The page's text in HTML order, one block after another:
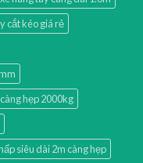
cắt kéo giá rẻ
hẹp 2000kg
siêu dài 2m càng hẹp